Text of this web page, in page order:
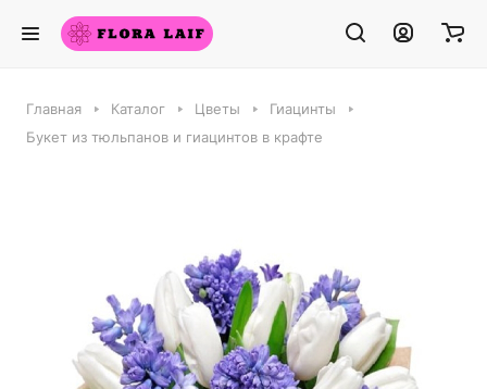
Главная Каталог Цветы
Гиацинты
Букет из тюльпанов и гиацинтов в крафте